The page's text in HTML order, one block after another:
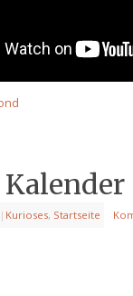
| Kurioses, Startseite